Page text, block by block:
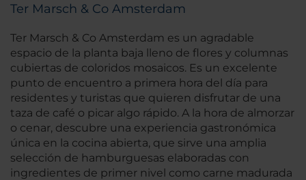
Ter Marsch & Co Amsterdam
Ter Marsch & Co Amsterdam es un agradable
espacio de la planta baja lleno de flores y columnas
cubiertas de coloridos mosaicos. Es un excelente
punto de encuentro a primera hora del día para
residentes y turistas que quieren disfrutar de una
taza de café o picar algo rápido. A la hora de almorzar
o cenar, descubre una experiencia gastronómica
única en la cocina abierta, que sirve una amplia
selección de hamburguesas elaboradas con
ingredientes de primer nivel como carne madurada